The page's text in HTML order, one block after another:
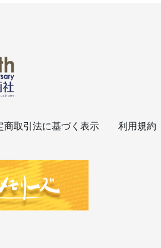
商取引法に基づく表示 利用規約